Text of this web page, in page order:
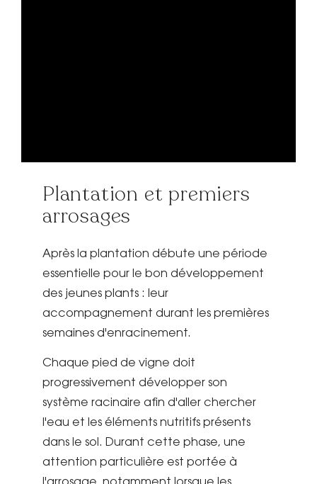
Plantation et premiers
arrosages
Après la plantation débute une période
essentielle pour le bon développement
des jeunes plants : leur
accompagnement durant les premières
semaines d'enracinement.
Chaque pied de vigne doit
progressivement développer son
système racinaire afin d'aller chercher
l'eau et les éléments nutritifs présents
dans le sol. Durant cette phase, une
attention particulière est portée à